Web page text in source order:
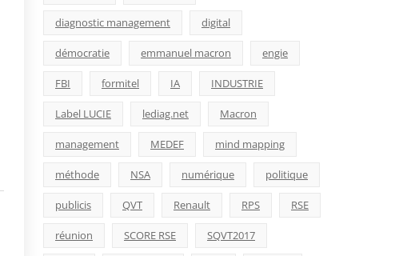
diagnostic management digital
démocratie emmanuel macron engie
FBI formitel IA INDUSTRIE
Label LUCIE lediag.net Macron
management MEDEF mind mapping
méthode NSA numérique politique
publicis QVT Renault RPS RSE
réunion SCORE RSE SQVT2017